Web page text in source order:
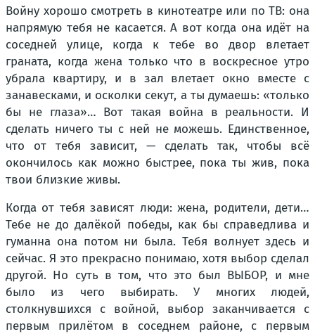
Войну хорошо смотреть в кинотеатре или по ТВ: она
напрямую тебя не касается. А вот когда она идёт на
соседней улице, когда к тебе во двор влетает
граната, когда жена только что в воскресное утро
убрала квартиру, и в зал влетает окно вместе с
занавесками, и осколки секут, а ты думаешь: «только
бы не глаза»… Вот такая война в реальности. И
сделать ничего ты с ней не можешь. Единственное,
что от тебя зависит, — сделать так, чтобы всё
окончилось как можно быстрее, пока ты жив, пока
твои близкие живы.
Когда от тебя зависят люди: жена, родители, дети…
Тебе не до далёкой победы, как бы справедлива и
гуманна она потом ни была. Тебя волнует здесь и
сейчас. Я это прекрасно понимаю, хотя выбор сделал
другой. Но суть в том, что это был ВЫБОР, и мне
было из чего выбирать. У многих людей,
столкнувшихся с войной, выбор заканчивается с
первым прилётом в соседнем районе, с первым